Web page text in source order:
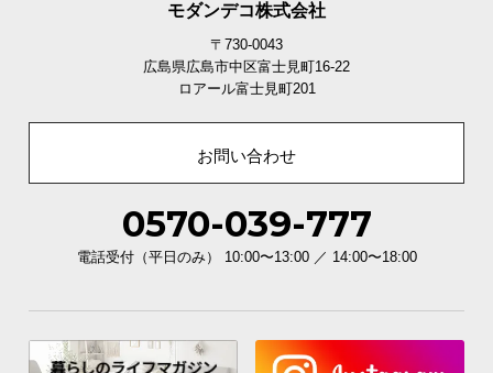
モダンデコ株式会社
〒730-0043
広島県広島市中区富士見町16-22
ロアール富士見町201
お問い合わせ
0570-039-777
電話受付（平日のみ） 10:00〜13:00 ／ 14:00〜18:00